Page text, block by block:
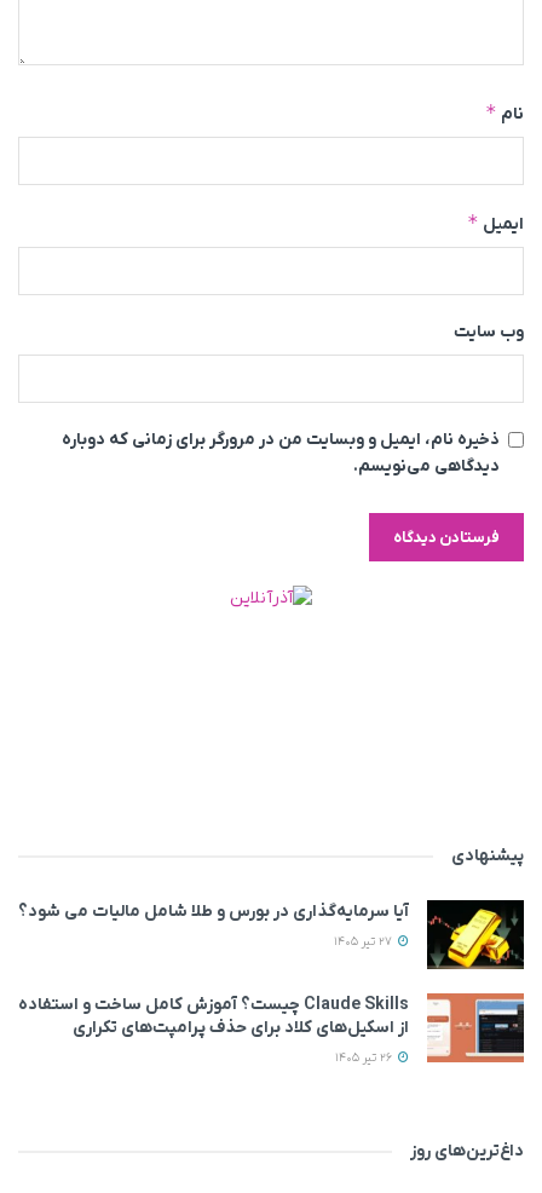
نام *
ایمیل *
وب‌ سایت
ذخیره نام، ایمیل و وبسایت من در مرورگر برای زمانی که دوباره
دیدگاهی می‌نویسم.
پیشنهادی
آیا سرمایه‌گذاری در بورس و طلا شامل مالیات می شود؟
Claude Skills چیست؟ آموزش کامل ساخت و استفاده
از اسکیل‌های کلاد برای حذف پرامپت‌های تکراری
داغ‌ترین‌های روز